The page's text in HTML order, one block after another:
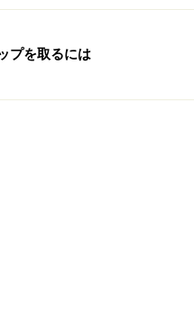
プを取るには